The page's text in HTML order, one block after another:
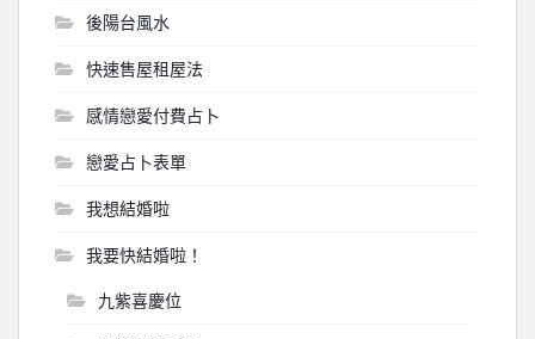
後陽台風水
快速售屋租屋法
感情戀愛付費占卜
戀愛占卜表單
我想結婚啦
我要快結婚啦！
九紫喜慶位